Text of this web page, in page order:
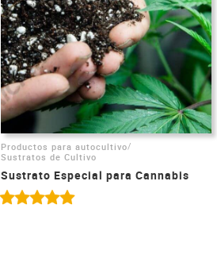
Productos para autocultivo/
Sustratos de Cultivo
Sustrato Especial para Cannabis